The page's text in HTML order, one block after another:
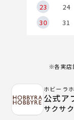
23
24
30
31
※各実店
ホビーラ
公式ア
サクサ